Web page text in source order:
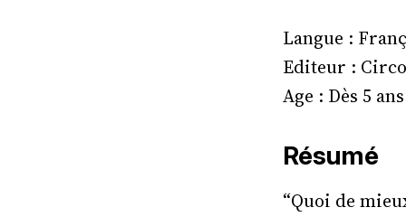
Langue :
Editeur :
Age : Dès 5 ans
Résumé
“Quoi de